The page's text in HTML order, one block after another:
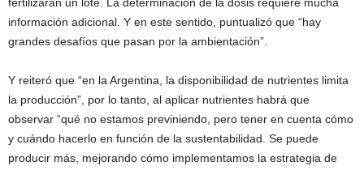
fertilizarán un lote. La determinación de la dosis requiere mucha
información adicional. Y en este sentido, puntualizó que “hay
grandes desafíos que pasan por la ambientación”.
Y reiteró que “en la Argentina, la disponibilidad de nutrientes limita
la producción”, por lo tanto, al aplicar nutrientes habrá que
observar “qué no estamos previniendo, pero tener en cuenta cómo
y cuándo hacerlo en función de la sustentabilidad. Se puede
producir más, mejorando cómo implementamos la estrategia de